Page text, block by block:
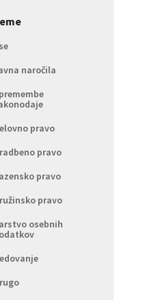
naročila
pravo
pravo
pravo
pravo
osebnih